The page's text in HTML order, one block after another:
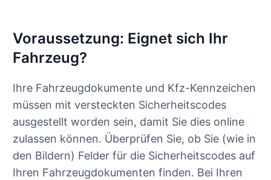
Voraussetzung: Eignet sich Ihr
Fahrzeug?
Ihre Fahrzeugdokumente und Kfz-Kennzeichen
müssen mit versteckten Sicherheitscodes
ausgestellt worden sein, damit Sie dies online
zulassen können. Überprüfen Sie, ob Sie (wie in
den Bildern) Felder für die Sicherheitscodes auf
Ihren Fahrzeugdokumenten finden. Bei Ihren